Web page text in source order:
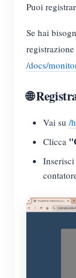
Puoi
Se hai
/docs/
🌐
Vai su /
Clicca